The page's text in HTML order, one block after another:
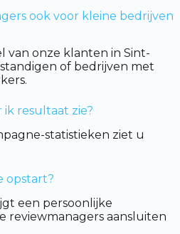
ook voor kleine bedrijven
van onze klanten in Sint-
of bedrijven met
resultaat zie?
statistieken ziet u
opstart?
een persoonlijke
reviewmanagers aansluiten